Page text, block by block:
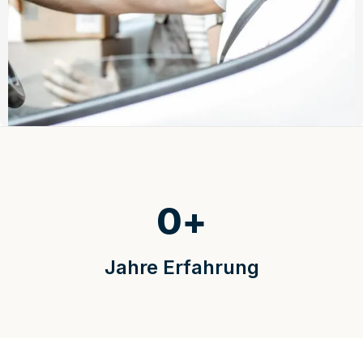
Jahre Erfahrung
0+